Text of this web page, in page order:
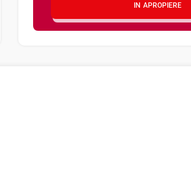
IN APROPIERE